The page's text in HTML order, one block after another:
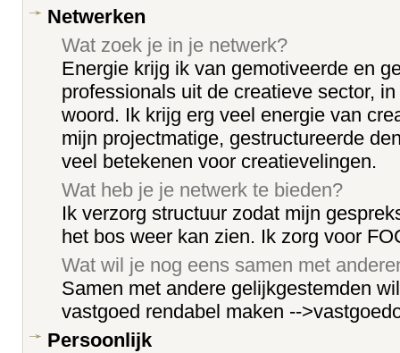
Netwerken
Wat zoek je in je netwerk?
Energie krijg ik van gemotiveerde en
professionals uit de creatieve sector,
woord. Ik krijg erg veel energie van
mijn projectmatige, gestructureerde
veel betekenen voor creatievelingen.
Wat heb je je netwerk te bieden?
Ik verzorg structuur zodat mijn
het bos weer kan zien. Ik zorg voor
Wat wil je nog eens samen met
Samen met andere gelijkgestemden
vastgoed rendabel maken --
Persoonlijk